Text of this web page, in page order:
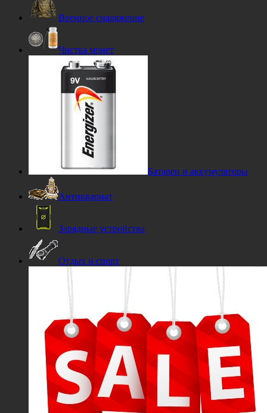
Военное снаряжение
Чистка монет
Батареи и аккумуляторы
Антиквариат
Зарядные устройства
Отдых и спорт